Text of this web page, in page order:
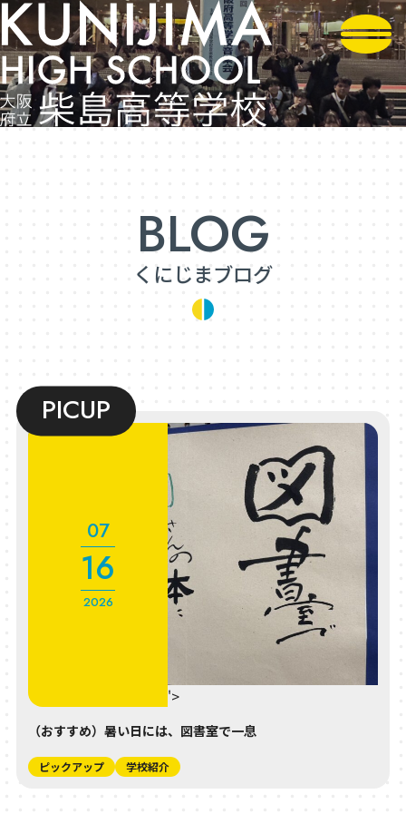
くにじまブログ
2026
07
16
" class="entry__time">
（おすすめ）暑い日には、図書室で一息
ピックアップ 学校紹介